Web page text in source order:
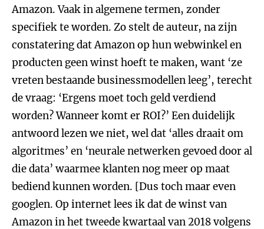
Amazon. Vaak in algemene termen, zonder
specifiek te worden. Zo stelt de auteur, na zijn
constatering dat Amazon op hun webwinkel en
producten geen winst hoeft te maken, want ‘ze
vreten bestaande businessmodellen leeg’, terecht
de vraag: ‘Ergens moet toch geld verdiend
worden? Wanneer komt er ROI?’ Een duidelijk
antwoord lezen we niet, wel dat ‘alles draait om
algoritmes’ en ‘neurale netwerken gevoed door al
die data’ waarmee klanten nog meer op maat
bediend kunnen worden. [Dus toch maar even
googlen. Op internet lees ik dat de winst van
Amazon in het tweede kwartaal van 2018 volgens